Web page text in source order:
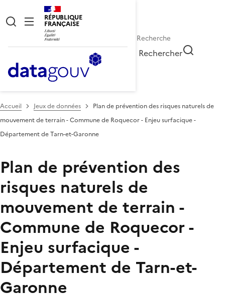
RÉPUBLIQUE
FRANÇAISE
Rechercher
Accueil Jeux de données
Plan de prévention des risques naturels de
mouvement de terrain - Commune de Roquecor - Enjeu surfacique -
Département de Tarn-et-Garonne
Plan de prévention des
risques naturels de
mouvement de terrain -
Commune de Roquecor -
Enjeu surfacique -
Département de Tarn-et-
Garonne